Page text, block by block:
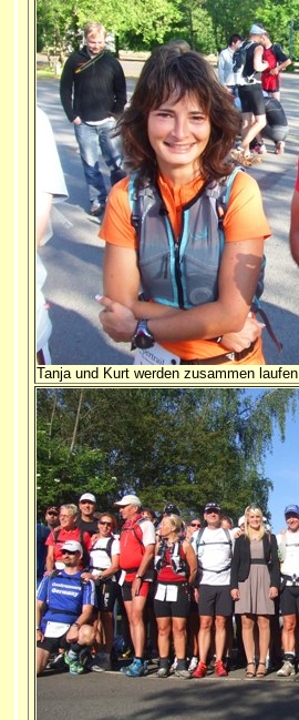
Tanja und Kurt werden zusammen laufen